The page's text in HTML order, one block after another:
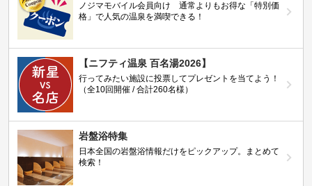
ノジマモバイル会員向け 通常よりもお得な「特別価
格」で人気の温泉を満喫できる！
【ニフティ温泉 百名湯2026】
行ってみたい施設に投票してプレゼントを当てよう！
（全10回開催 / 合計260名様）
岩盤浴特集
日本全国の岩盤浴情報だけをピックアップ。まとめて
検索！